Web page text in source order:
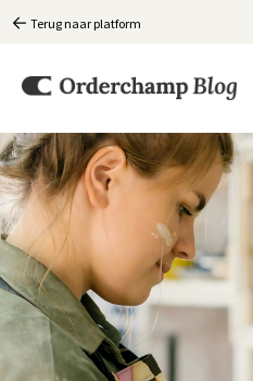
Terug naar platform